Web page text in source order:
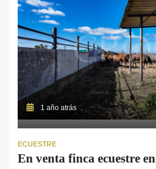
1 año atrás
ECUESTRE